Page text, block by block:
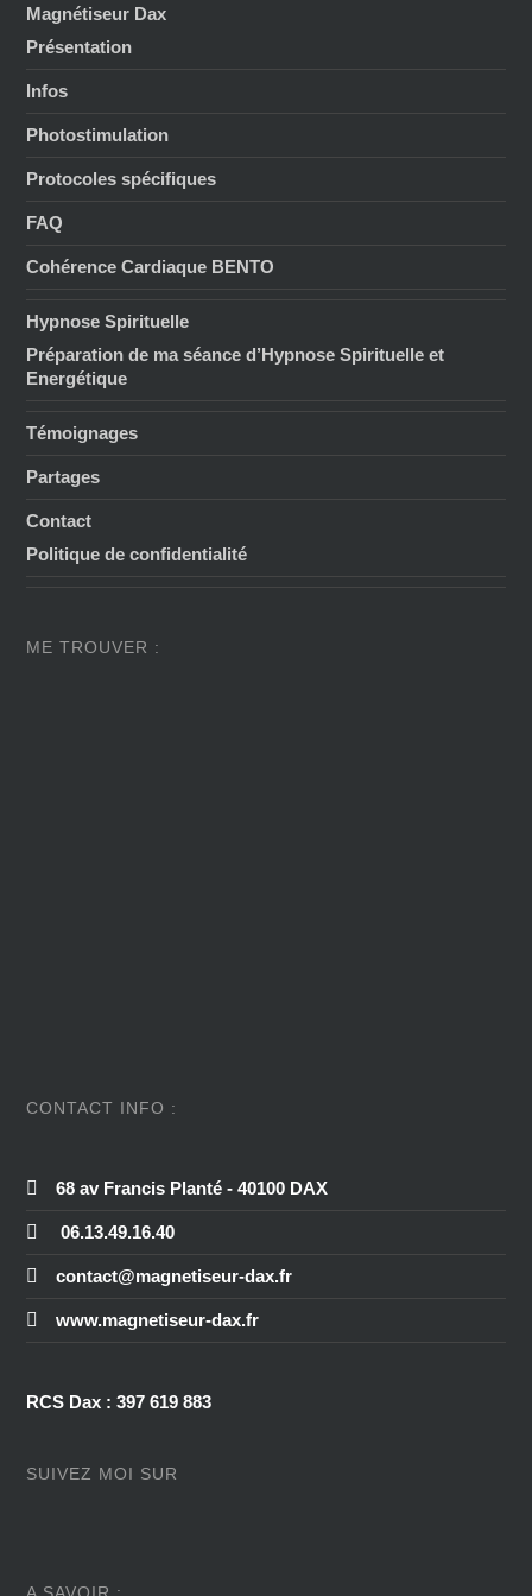
Magnétiseur Dax
Présentation
Infos
Photostimulation
Protocoles spécifiques
FAQ
Cohérence Cardiaque BENTO
Hypnose Spirituelle
Préparation de ma séance d’Hypnose Spirituelle et
Energétique
Témoignages
Partages
Contact
Politique de confidentialité
ME TROUVER :
CONTACT INFO :
68 av Francis Planté - 40100 DAX
06.13.49.16.40
contact@magnetiseur-dax.fr
www.magnetiseur-dax.fr
RCS Dax : 397 619 883
SUIVEZ MOI SUR